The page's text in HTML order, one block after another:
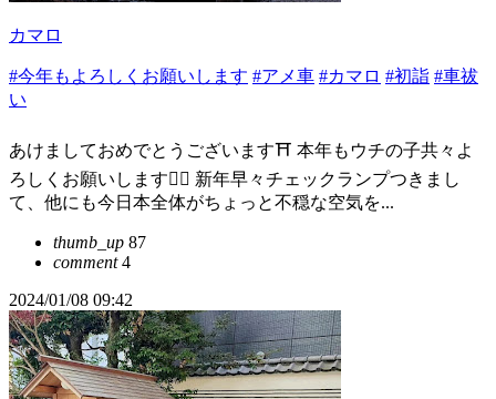
カマロ
#今年もよろしくお願いします #アメ車 #カマロ #初詣 #車祓
い
あけましておめでとうございます⛩ 本年もウチの子共々よ
ろしくお願いします🙇‍♂️ 新年早々チェックランプつきまし
て、他にも今日本全体がちょっと不穏な空気を...
thumb_up 87
comment4
2024/01/08 09:42